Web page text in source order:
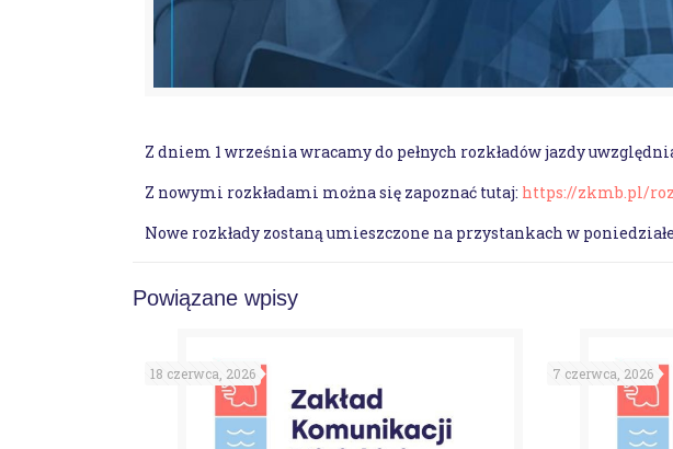
Z dniem 1 września wracamy do pełnych rozkładów jazdy
Z nowymi rozkładami można się zapoznać tutaj: https://zkmb.pl/
Nowe rozkłady zostaną umieszczone na przystankach w
Powiązane wpisy
18 czerwca, 2026 7 czerwca, 2026